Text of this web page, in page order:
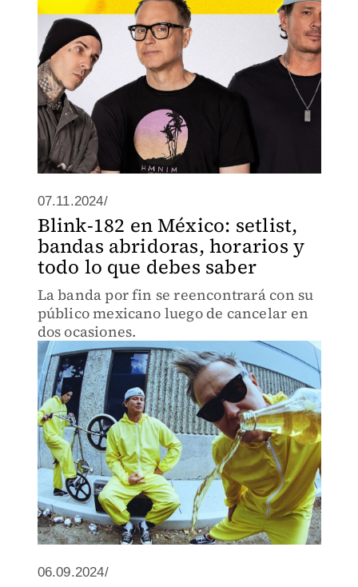
07.11.2024/
Blink-182 en México: setlist,
bandas abridoras, horarios y
todo lo que debes saber
La banda por fin se reencontrará con su
público mexicano luego de cancelar en
dos ocasiones.
06.09.2024/